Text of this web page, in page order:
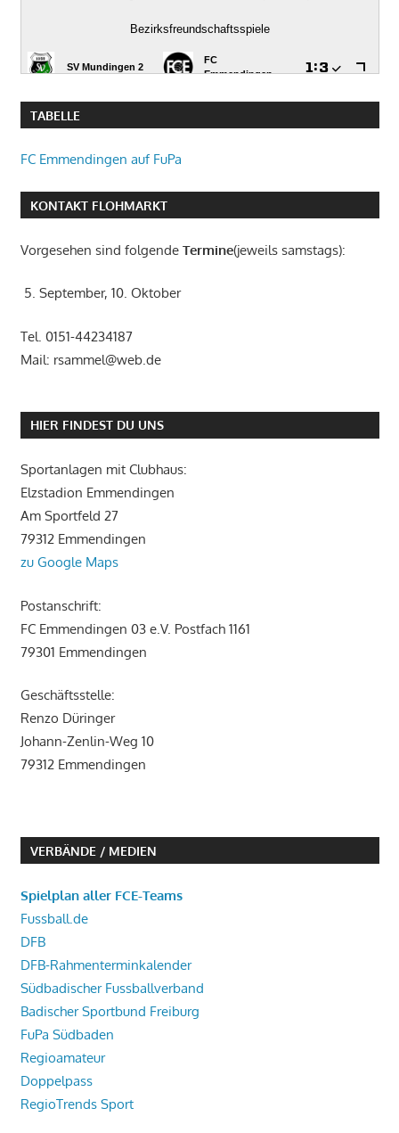
TABELLE
FC Emmendingen auf FuPa
KONTAKT FLOHMARKT
Vorgesehen sind folgende Termine(jeweils samstags):
5. September, 10. Oktober
Tel. 0151-44234187
Mail: rsammel@web.de
HIER FINDEST DU UNS
Sportanlagen mit Clubhaus:
Elzstadion Emmendingen
Am Sportfeld 27
79312 Emmendingen
zu Google Maps
Postanschrift:
FC Emmendingen 03 e.V. Postfach 1161
79301 Emmendingen
Geschäftsstelle:
Renzo Düringer
Johann-Zenlin-Weg 10
79312 Emmendingen
VERBÄNDE / MEDIEN
Spielplan aller FCE-Teams
Fussball.de
DFB
DFB-Rahmenterminkalender
Südbadischer Fussballverband
Badischer Sportbund Freiburg
FuPa Südbaden
Regioamateur
Doppelpass
RegioTrends Sport